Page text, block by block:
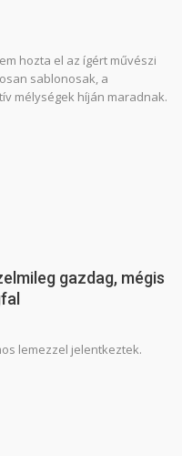
hozta el az ígért művészi
sablonosak, a
mélységek híján maradnak.
gazdag, mégis
lemezzel jelentkeztek.